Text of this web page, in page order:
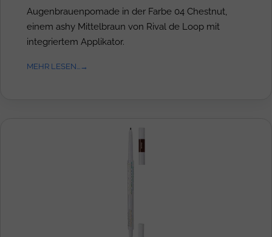
Augenbrauenpomade in der Farbe 04 Chestnut,
einem ashy Mittelbraun von Rival de Loop mit
integriertem Applikator.
MEHR LESEN...